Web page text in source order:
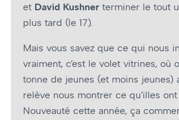
et David Kushner terminer le tout
plus tard (le 17).
Mais vous savez que ce qui nous
vraiment, c’est le volet vitrines, où
tonne de jeunes (et moins jeunes)
relève nous montrer ce qu’illes
Nouveauté cette année, ça